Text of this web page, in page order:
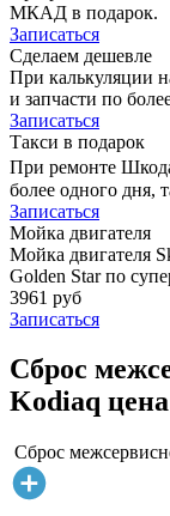
МКАД в подарок.
Записаться
Сделаем дешевле
При калькуляции
и запчасти по
Записаться
Такси в подарок
При ремонте
более одного дня,
Записаться
Мойка двигателя
Мойка двигателя
Golden Star по
3961 руб
Записаться
Сброс
Kodiaq
Сброс